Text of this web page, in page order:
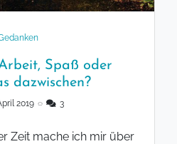
Spaß oder
dazwischen?
2019 ◌ 3
Zeit mache ich mir über